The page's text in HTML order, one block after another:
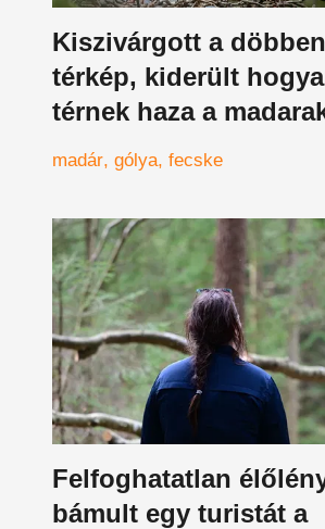
Kiszivárgott a
térkép, kiderült
térnek haza a
tavasszal
madár gólya fecske
Felfoghatatlan
bámult egy turistát a